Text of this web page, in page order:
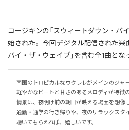
コージキンの「スウィ－トダウン・バ
始された。今回デジタル配信された楽
バイ・ザ・ウェイブ」を含む全1曲とな
南国のトロピカルなウクレレがメインのジャ
軽やかなビートと甘さのあるメロディが特徴
情景は、夜明け前の朝日が映える場面を想像
通勤・通学の行き帰りや、夜のリラックスタ
聴いてもらえれば、嬉しいです。